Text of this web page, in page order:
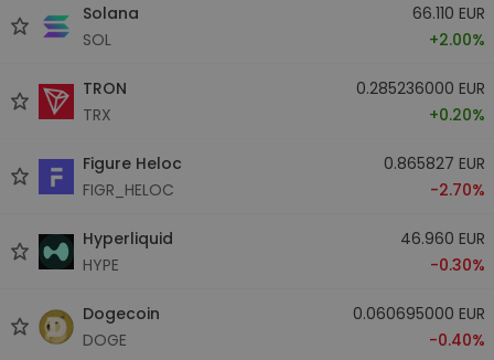
Solana
SOL
66.110 EUR
+2.00%
TRON
TRX
0.285236000 EUR
+0.20%
Figure Heloc
FIGR_HELOC
0.865827 EUR
-2.70%
Hyperliquid
HYPE
46.960 EUR
-0.30%
Dogecoin
DOGE
0.060695000 EUR
-0.40%